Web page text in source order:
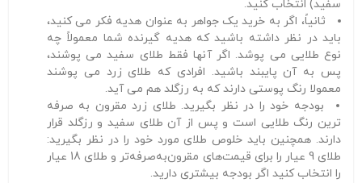
سفید) انتخاب کنید.
ثانیاً، اگر به خرید یک جواهر به عنوان هدیه فکر می کنید،
باید در نظر داشته باشید که هدیه گیرنده شما معمولاً چه
نوع طلایی می پوشد. اگر آنها فقط طلای سفید می پوشند،
پس به آن پایبند باشید. افرادی که طلای زرد می پوشند
معمولا رنگ پوستی دارند که به رزگلد هم می آید.
بودجه خود را در نظر بگیرید. طلای زرد مقرون به صرفه
ترین رنگ طلایی است و پس از آن طلای سفید و رزگلد قرار
دارند. همچنین باید خلوص طلای مورد خود را در نظر بگیرید:
طلای 9 عیار را برای قیمت‌های مقرون‌به‌صرفه‌تر و طلای 18 عیار
را انتخاب کنید اگر بودجه بیشتری دارید.